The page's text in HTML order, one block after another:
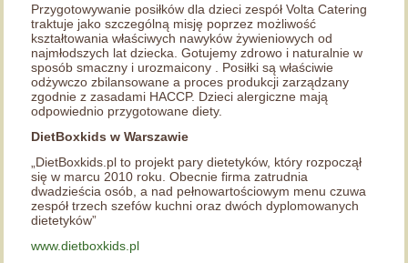
Przygotowywanie posiłków dla dzieci zespół Volta Catering
traktuje jako szczególną misję poprzez możliwość
kształtowania właściwych nawyków żywieniowych od
najmłodszych lat dziecka. Gotujemy zdrowo i naturalnie w
sposób smaczny i urozmaicony . Posiłki są właściwie
odżywczo zbilansowane a proces produkcji zarządzany
zgodnie z zasadami HACCP. Dzieci alergiczne mają
odpowiednio przygotowane diety.
DietBoxkids w Warszawie
„DietBoxkids.pl to projekt pary dietetyków, który rozpoczął
się w marcu 2010 roku. Obecnie firma zatrudnia
dwadzieścia osób, a nad pełnowartościowym menu czuwa
zespół trzech szefów kuchni oraz dwóch dyplomowanych
dietetyków”
www.dietboxkids.pl